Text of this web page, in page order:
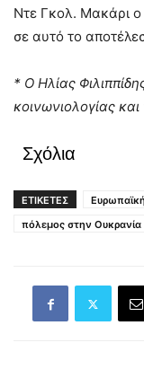
Ντε Γκολ. Μακάρι ο
σε αυτό το
* Ο Ηλίας
κοινωνιολογίας
Σχόλια
ΕΤΙΚΕΤΕΣ
πόλεμος στην Ουκρανία